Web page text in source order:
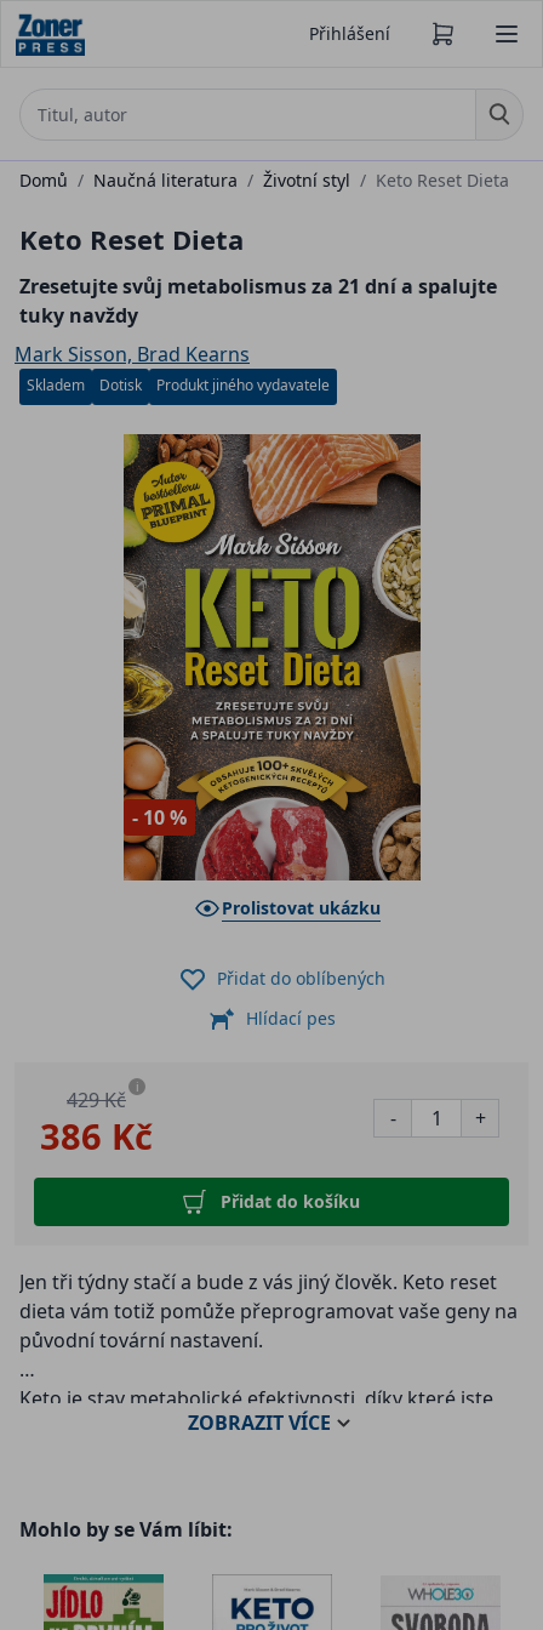
Přihlášení
Domů / Naučná literatura / Životní styl / Keto Reset Dieta
Keto Reset Dieta
Zresetujte svůj metabolismus za 21 dní a spalujte
tuky navždy
Mark Sisson, Brad Kearns
Skladem Dotisk Produkt jiného vydavatele
- 10 %
Prolistovat ukázku
386 Kč
429 Kč i
- +
Přidat do košíku
Přidat do oblíbených
Hlídací pes
Jen tři týdny stačí a bude z vás jiný člověk. Keto reset
dieta vám totiž pomůže přeprogramovat vaše geny na
původní tovární nastavení.
Keto je stav metabolické efektivnosti, díky které jste
schopni pálit uloženou energii ve formě tělesných
Když projdete jednadvacetidenním metabolickým
resetováním, dáte sbohem závislosti na sacharidech a
zůstanete keto, uvedete své hormony zodpovědné za
ZOBRAZITVÍCE
Mohlo by se Vám líbit: